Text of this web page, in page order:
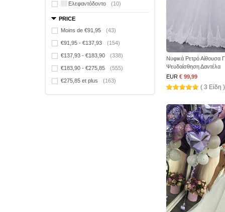
Ελεφαντόδοντο (10)
PRICE
Moins de €91,95
(43)
€91,95 - €137,93 (154)
€137,93 - €183,90 (338)
€183,90 - €275,85 (555)
€275,85 et plus (163)
Νυφικά Ρετρό Αίθουσα
Ψευδαίσθηση Δαντέλα
EUR € 99,99
( 3 Είδη )